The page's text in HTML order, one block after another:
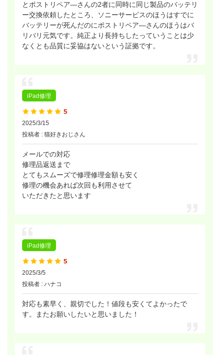
とポストリペア―さんの2者に同時に同じ製品のバッテリ
ー交換依頼したところ、ソニーサービスのほうはすでに
バッテリーが死んだのにポストリペア―さんのほうはバ
リバリ元気です。純正より長持ちしたっていうことは少
なくとも品質に妥協はないという証拠です。
iPad修理
2025/3/15
投稿者 : 猫好きおじさん
メールでの対応
修理品返送まで
とてもスムーズで修理修理金額も安く
修理の機会あれば次回も利用させて
いただきたと思います
iPad修理
2025/3/5
投稿者 : ハナコ
対応も素早く、親切でした！値段も安くてよかったで
す。またお願いしたいと思いました！